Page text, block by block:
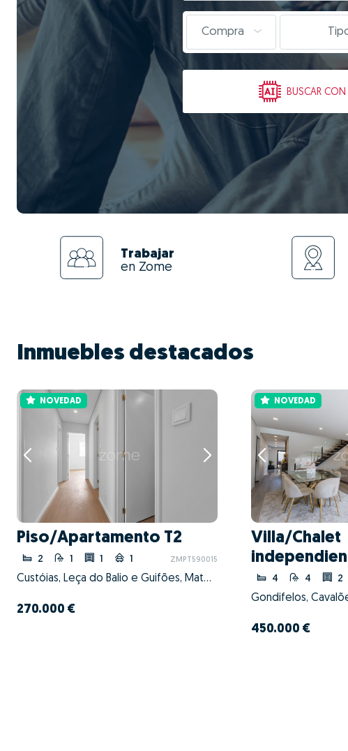
Compra
BUSCARCON
Trabajar
en Zome
Inmuebles destacados
NOVEDAD
Piso/Apartamento T2
2 1 1 1 ZMPT590015
Custóias, Leça do Balio e Guifões, Matosinhos, Porto
270.000 €
NOVEDAD
Villa/Chalet
4 4 2
450.000 €